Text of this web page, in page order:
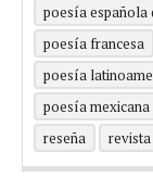
poesía
poesía francesa
poesía
poesía
reseña
revista